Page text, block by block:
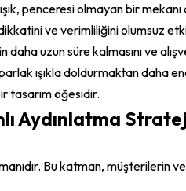
penceresi olmayan bir
ve verimliliğini olumsuz
uzun süre kalmasını ve
ışıkla doldurmaktan daha
tasarım öğesidir.
Aydınlatma
Bu katman, müşterilerin